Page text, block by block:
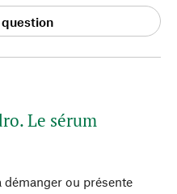
Le sérum
démanger ou présente